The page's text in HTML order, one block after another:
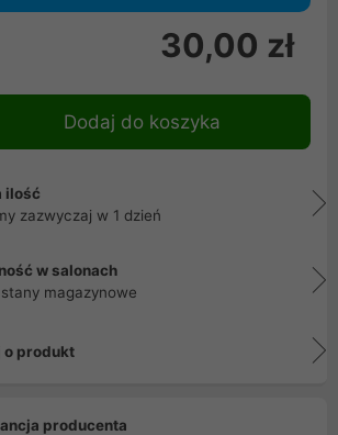
30,00 zł
Dodaj do koszyka
ilość
zazwyczaj w 1 dzień
w salonach
magazynowe
o produkt
producenta